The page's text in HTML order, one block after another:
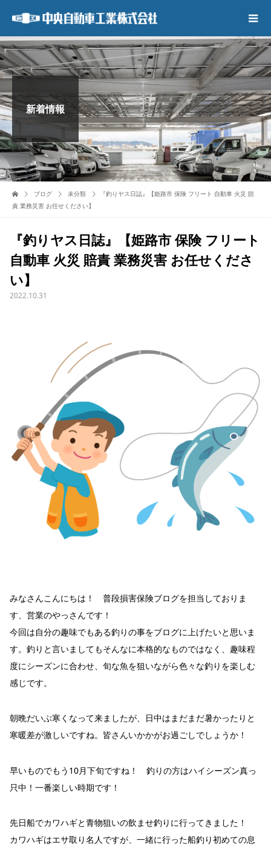
新着情報
ブログ 未分類
『釣りヤス日誌』【姫路市 保険 フリート 自動車 火災 賠
責 業務災害 お任せください】
『釣りヤス日誌』【姫路市 保険 フリート
自動車 火災 賠責 業務災害 お任せくださ
い】
2022.10.31
みなさんこんにちは！ 普段損害保険ブログを担当しておりま
す、営業のやっさんです！
今回は自分の趣味でもある釣りの事をブログに上げたいと思いま
す。釣りと言いましてもそんなに本格的なものではなく、趣味程
度にシーズンに合わせ、旬な魚を狙いながら色々な釣りを楽しむ
感じです。
朝晩だいぶ寒くなって来ましたが、日中はまだまだ暑かったりと
寒暖差が激しいですね。皆さんいかかがお過ごしでしょうか！
早いものでもう10月下旬ですね！ 釣りの方はハイシーズン真っ
只中！一番楽しい時期です！
先日船でカワハギと青物狙いの飲ませ釣りに行ってきました！
カワハギはエサ取り名人ですが、一緒に行った船釣り初めての息